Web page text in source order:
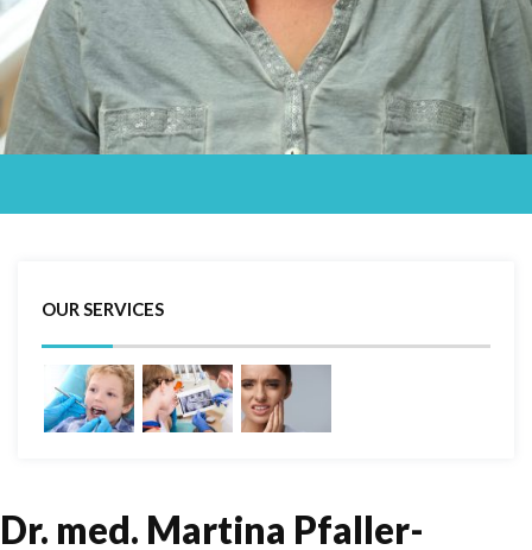
OUR SERVICES
Dr. med. Martina Pfaller-